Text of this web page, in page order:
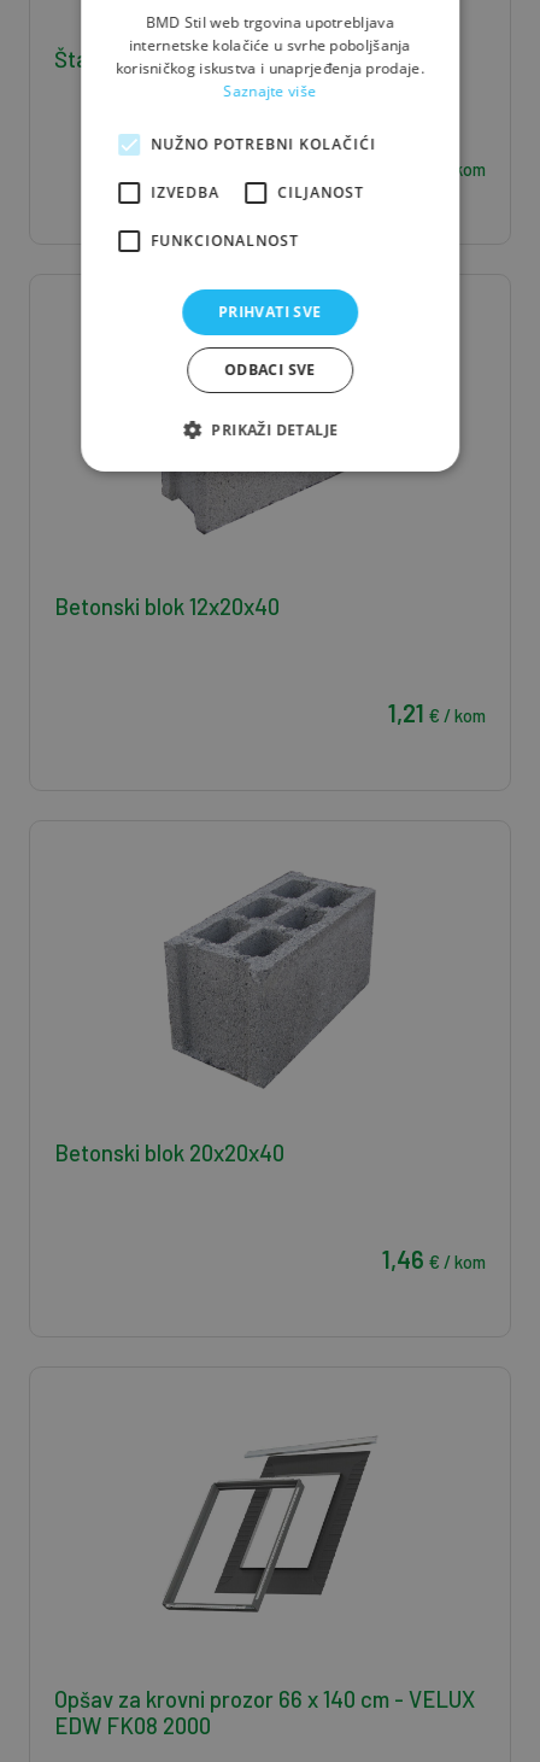
Štafla J/S 5*8*400 - 0,016 m3/kom
€ / kom
Betonski blok 12x20x40
1,21 € / kom
Betonski blok 20x20x40
1,46 € / kom
Opšav za krovni prozor 66 x 140 cm - VELUX
EDW FK08 2000
BMD Stil web trgovina upotrebljava
internetske kolačiće u svrhe poboljšanja
korisničkog iskustva i unaprjeđenja prodaje.
Saznajte više
NUŽNO POTREBNI KOLAČIĆI
IZVEDBA CILJANOST
FUNKCIONALNOST
PRIHVATI SVE
ODBACI SVE
PRIKAŽI DETALJE